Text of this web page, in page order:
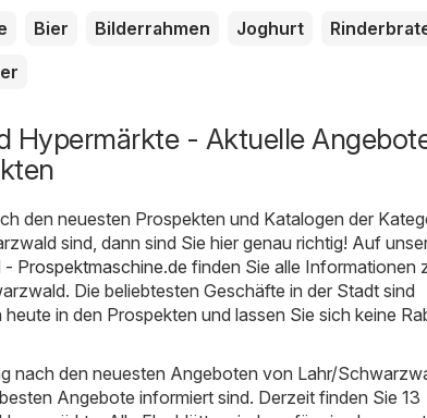
Bier Bilderrahmen Joghurt
Hypermärkte - Aktuelle
den neuesten Prospekten und Katalogen der
sind, dann sind Sie hier genau richtig! Auf
Prospektmaschine.de finden Sie alle Informationen
Die beliebtesten Geschäfte in der Stadt sind
in den Prospekten und lassen Sie sich keine
nach den neuesten Angeboten von Lahr/
Angebote informiert sind. Derzeit finden Sie 13